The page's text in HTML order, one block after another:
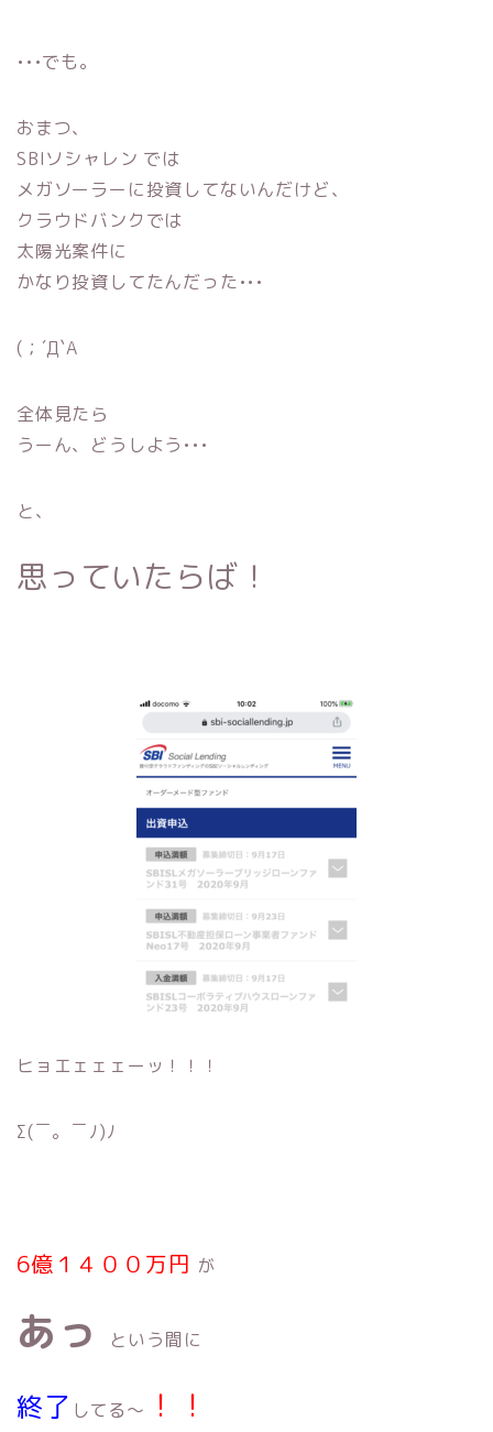
•••でも。
おまつ、
SBIソシャレン では
メガソーラーに投資してないんだけど、
クラウドバンクでは
太陽光案件に
かなり投資してたんだった•••
(；´Д`A
全体見たら
うーん、どうしよう•••
と、
思っていたらば！
ヒョエェェェーッ！！！
Σ(￣。￣ﾉ)ﾉ
6億１４００万円 が
あっ という間に
終了 してる〜 ！！